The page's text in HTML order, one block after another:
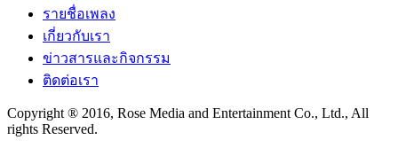
รายชื่อเพลง
เกี่ยวกับเรา
ข่าวสารและกิจกรรม
ติดต่อเรา
Copyright ® 2016, Rose Media and Entertainment Co., Ltd., All
rights Reserved.